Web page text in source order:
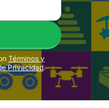
Términos y
Privacidad.